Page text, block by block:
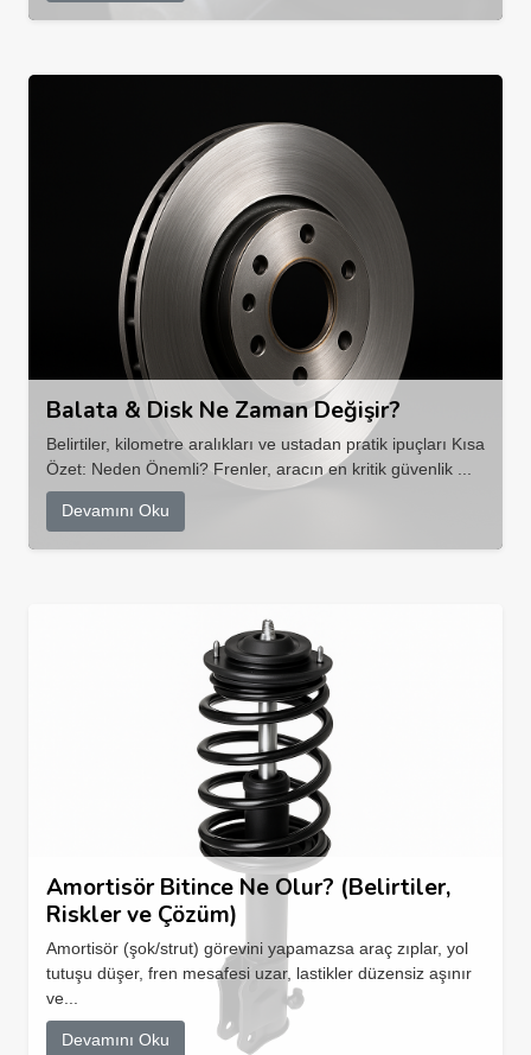
Balata & Disk Ne Zaman Değişir?
Belirtiler, kilometre aralıkları ve ustadan pratik ipuçları Kısa
Özet: Neden Önemli? Frenler, aracın en kritik güvenlik ...
Devamını Oku
Amortisör Bitince Ne Olur? (Belirtiler,
Riskler ve Çözüm)
Amortisör (şok/strut) görevini yapamazsa araç zıplar, yol
tutuşu düşer, fren mesafesi uzar, lastikler düzensiz aşınır
ve...
Devamını Oku